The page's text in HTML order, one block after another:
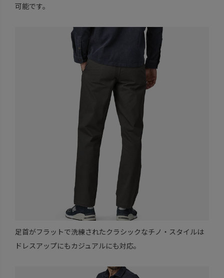
可能です。
足首がフラットで洗練されたクラシックなチノ・スタイルは
ドレスアップにもカジュアルにも対応。